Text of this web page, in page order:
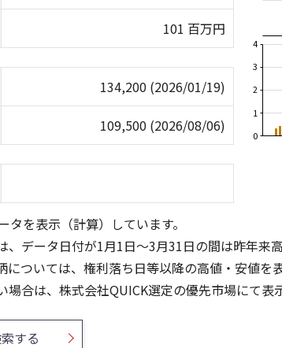
101 百万円
134,200 (2026/01/19)
109,500 (2026/08/06)
0
1
2
3
4
タを表示（計算）しています。
、データ日付が1月1日～3月31日の間は昨年来
については、権利落ち日等以降の高値・安値を表
場合は、株式会社QUICK選定の優先市場にて表
する